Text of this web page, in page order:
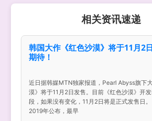
相关资讯速递
韩国大作《红色沙漠》将于11月2
期待！
近日据韩媒MTN独家报道，Pearl Abyss旗下
漠》将于11月2日发售。目前《红色沙漠》开
段，如果没有变化，11月2日将是正式发售日
2019年公布，最早